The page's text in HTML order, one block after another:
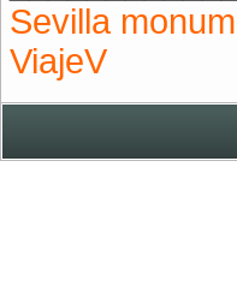
Sevilla
ViajeV